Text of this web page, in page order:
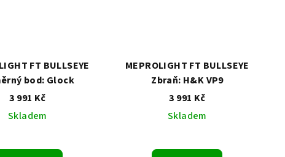
FT BULLSEYE
bod: Glock
3 991 Kč
Skladem
MEPROLIGHT FT BULLSEYE
Zbraň: H&K VP9
3 991 Kč
Skladem